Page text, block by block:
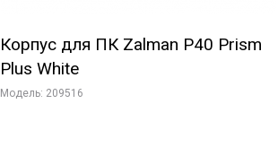
Корпус для ПК Zalman P40 Prism
Plus White
Модель: 209516